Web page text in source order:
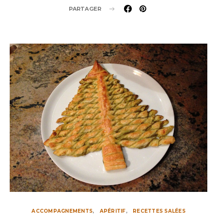
PARTAGER
ACCOMPAGNEMENTS APÉRITIF RECETTES SALÉES